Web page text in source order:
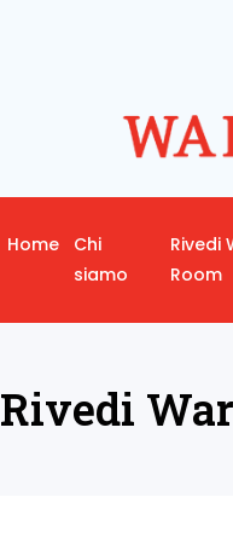
Home
Chi
siamo
Rivedi
Room
Rivedi